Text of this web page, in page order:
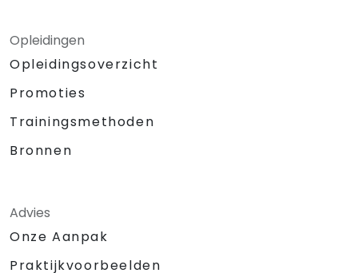
Opleidingen
Opleidingsoverzicht
Promoties
Trainingsmethoden
Bronnen
Advies
Onze Aanpak
Praktijkvoorbeelden